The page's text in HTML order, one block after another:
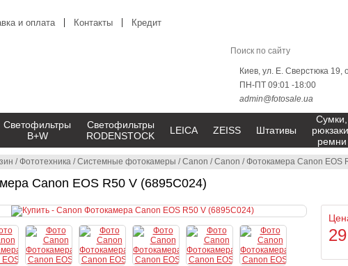
/Фототехника /Системные фотокамеры /Canon /Canon /Фотокамера Canon EOS
Canon EOS R50 V (6895C024)
и оплата Контакты Кредит
Киев, ул. Е. Сверстюка 19,
ПН-ПТ 09:01 -18:00
admin@fotosale.ua
Светофильтры
B+W
Светофильтры
RODENSTOCK
LEICA ZEISS Штативы
Сумки,
рюкзаки,
ремни